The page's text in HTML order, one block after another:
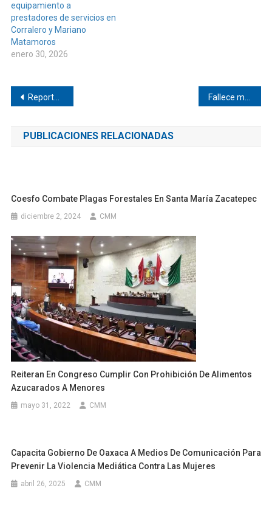
equipamiento a
prestadores de servicios en
Corralero y Mariano
Matamoros
enero 30, 2026
Navegación
de
entradas
Reportan posible desabasto de gas LP en Oaxaca; llaman a la calma y a planificar pedidos
PUBLICACIONES RELACIONADAS
Coesfo Combate Plagas Forestales En Santa María Zacatepec
diciembre 2, 2024 CMM
Reiteran En Congreso Cumplir Con Prohibición De Alimentos
Azucarados A Menores
mayo 31, 2022 CMM
Capacita Gobierno De Oaxaca A Medios De Comunicación Para
Prevenir La Violencia Mediática Contra Las Mujeres
abril 26, 2025 CMM